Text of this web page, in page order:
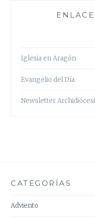
Iglesia en Aragón
Evangelio del Día
Newsletter
CATEGORÍAS
Adviento